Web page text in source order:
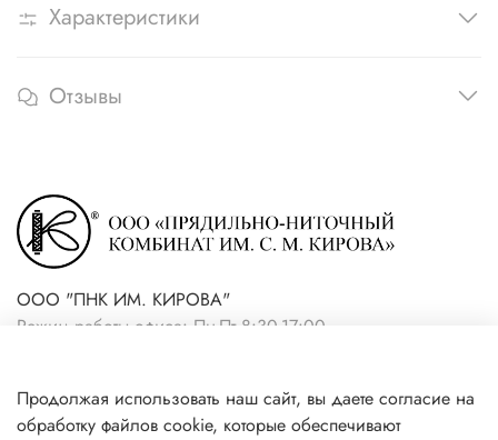
Характеристики
Отзывы
ООО "ПНК ИМ. КИРОВА"
Режим работы офиса: Пн-Пт 8:30-17:00
магазин)
Продолжая использовать наш сайт, вы даете согласие на
обработку файлов cookie, которые обеспечивают